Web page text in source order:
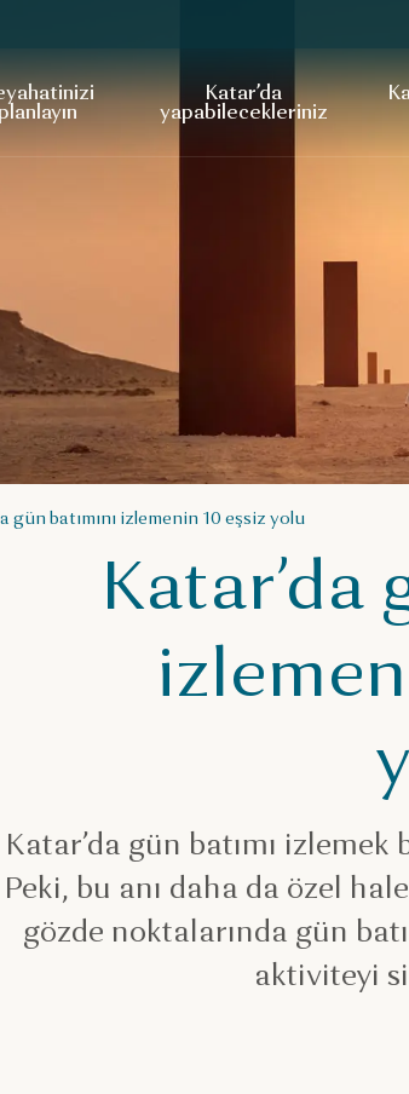
Katar’da
yapabilecekleriniz
gün batımını izlemenin 10 eşsiz yolu
Katar’da
Katar’da gün batımı
Peki, bu anı daha da özel
gözde noktalarında gün
aktiviteyi